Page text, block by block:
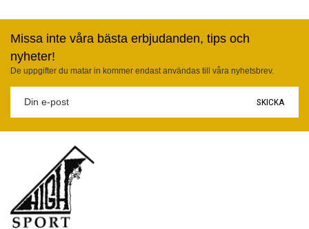
Missa inte våra bästa erbjudanden, tips och
nyheter!
De uppgifter du matar in kommer endast användas till våra nyhetsbrev.
SKICKA